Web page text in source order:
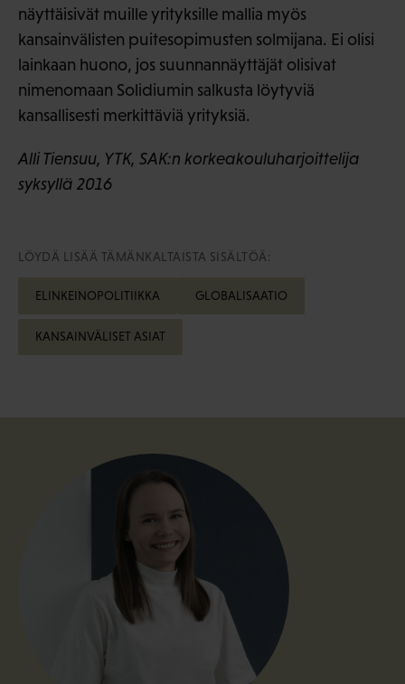
näyttäisivät muille yrityksille mallia myös
kansainvälisten puitesopimusten solmijana. Ei olisi
lainkaan huono, jos suunnannäyttäjät olisivat
nimenomaan Solidiumin salkusta löytyviä
kansallisesti merkittäviä yrityksiä.
Alli Tiensuu, YTK, SAK:n korkeakouluharjoittelija
syksyllä 2016
LÖYDÄ LISÄÄ TÄMÄNKALTAISTA SISÄLTÖÄ:
ELINKEINOPOLITIIKKA GLOBALISAATIO
KANSAINVÄLISET ASIAT